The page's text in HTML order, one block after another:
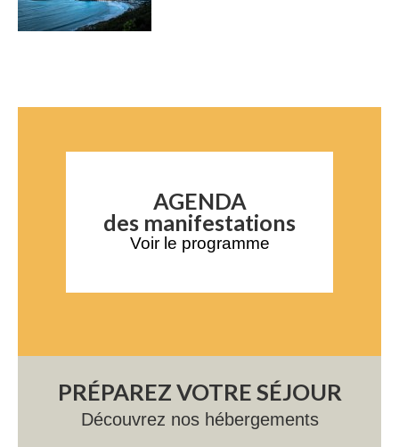
AGENDA
des manifestations
Voir le programme
PRÉPAREZ VOTRE SÉJOUR
Découvrez nos hébergements